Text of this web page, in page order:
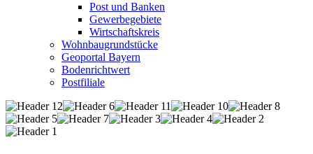
Post und Banken
Gewerbegebiete
Wirtschaftskreis
Wohnbaugrundstücke
Geoportal Bayern
Bodenrichtwert
Postfiliale